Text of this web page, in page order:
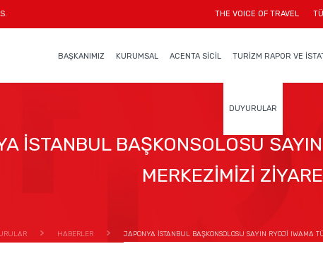
THE VOICE OF TRAVEL
BAŞKANIMIZ KURUMSAL ACENTA SİCİL TURİZM RAPOR VE
DUYURULAR
İSTANBUL BAŞKONSOLOSU
MERKEZİMİZİ
HABERLER JAPONYA İSTANBUL BAŞKONSOLOSU SAYIN RYOJİ IWAMA